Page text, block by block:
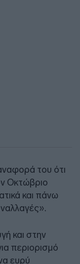
του ότι
Οκτώβριο
και πάνω
και στην
περιορισμό
ευρύ